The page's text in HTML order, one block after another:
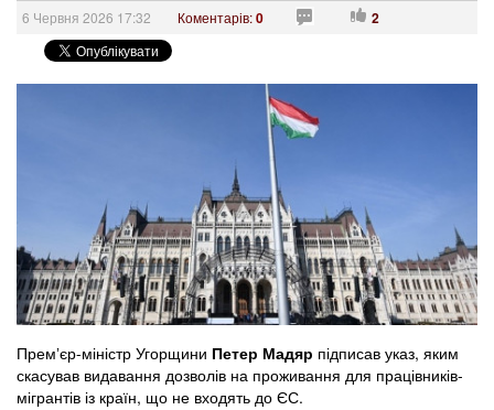
6 Червня 2026 17:32 Коментарів:0 2
Премʼєр-міністр Угорщини Петер Мадяр підписав указ, яким
скасував видавання дозволів на проживання для працівників-
мігрантів із країн, що не входять до ЄС.